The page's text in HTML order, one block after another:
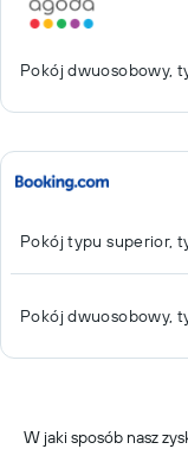
Pokój dwuosobowy,
Pokój typu superior,
Pokój dwuosobowy,
W jaki sposób nasz